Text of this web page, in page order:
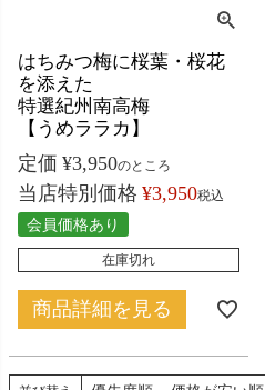
はちみつ梅に桜葉・桜花
を添えた
特選紀州南高梅
【うめララカ】
定価 ¥3,950のところ
当店特別価格 ¥3,950税込
会員価格あり
在庫切れ
商品詳細を見る